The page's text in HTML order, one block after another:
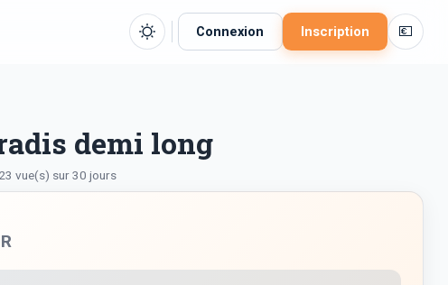
Connexion Inscription 💶
demi long
23 vue(s) sur 30 jours